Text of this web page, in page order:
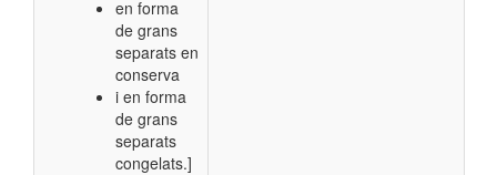
en forma
de grans
separats en
conserva
i en forma
de grans
separats
congelats.]